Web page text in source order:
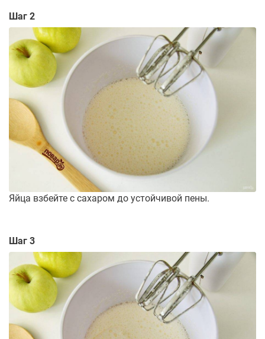
Шаг 2
Яйца взбейте с сахаром до устойчивой пены.
Шаг 3